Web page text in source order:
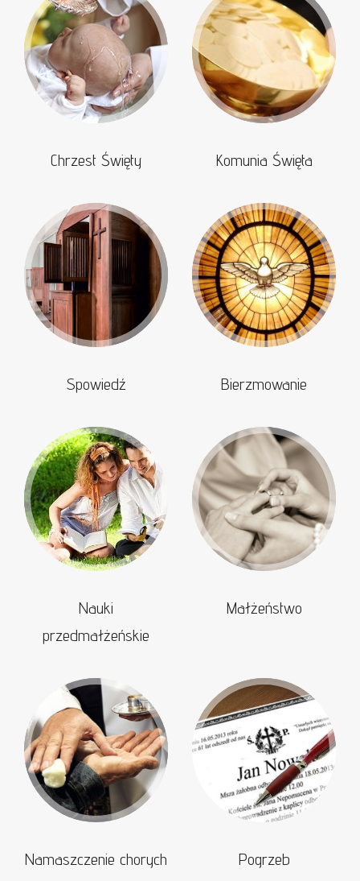
Chrzest Święty Komunia Święta
Spowiedź Bierzmowanie
Nauki
przedmałżeńskie
Małżeństwo
Namaszczenie chorych Pogrzeb